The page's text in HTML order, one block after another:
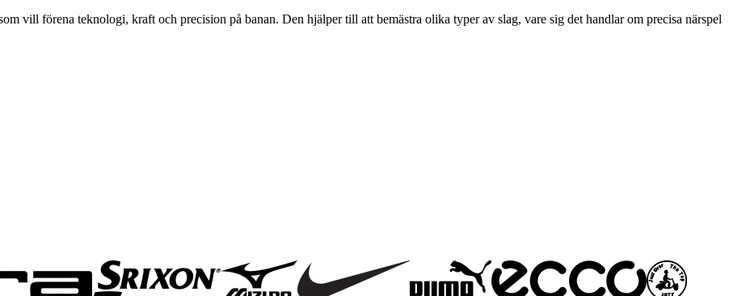
vill förena teknologi, kraft och precision på banan. Den hjälper till att bemästra olika typer av slag, vare sig det handlar om precisa närspel